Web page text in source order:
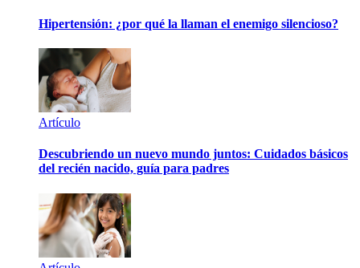
Hipertensión: ¿por qué la llaman el enemigo silencioso?
Artículo
Descubriendo un nuevo mundo juntos: Cuidados básicos
del recién nacido, guía para padres